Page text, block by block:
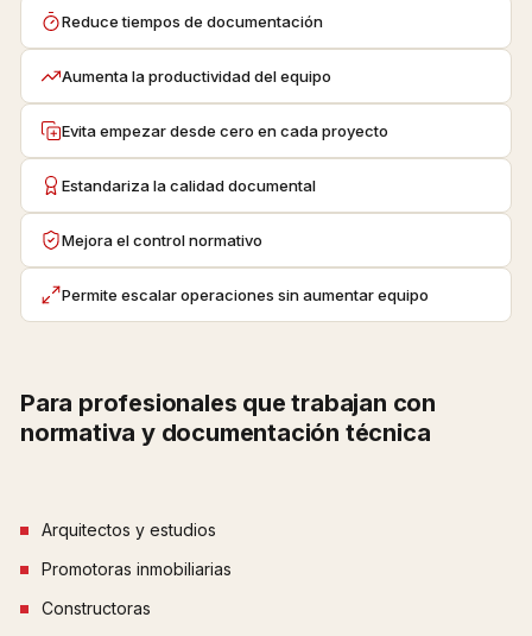
Reduce tiempos de documentación
Aumenta la productividad del equipo
Evita empezar desde cero en cada proyecto
Estandariza la calidad documental
Mejora el control normativo
Permite escalar operaciones sin aumentar equipo
Para profesionales que trabajan con
normativa y documentación técnica
Arquitectos y estudios
Promotoras inmobiliarias
Constructoras